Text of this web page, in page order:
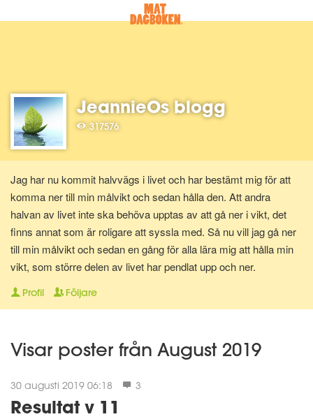
JeannieOs blogg
317576
Jag har nu kommit halvvägs i livet och har bestämt mig för att
komma ner till min målvikt och sedan hålla den. Att andra
halvan av livet inte ska behöva upptas av att gå ner i vikt, det
finns annat som är roligare att syssla med. Så nu vill jag gå ner
till min målvikt och sedan en gång för alla lära mig att hålla min
vikt, som större delen av livet har pendlat upp och ner.
Profil Följare
Visar poster från August 2019
30 augusti 2019 06:18 3
Resultat v 11